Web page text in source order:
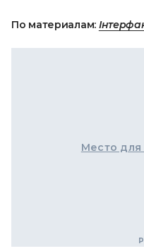
По материалам:
Место